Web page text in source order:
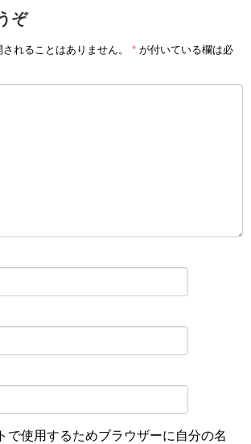
ぞ
れることはありません。 * が付いている欄は必
で使用するためブラウザーに自分の名